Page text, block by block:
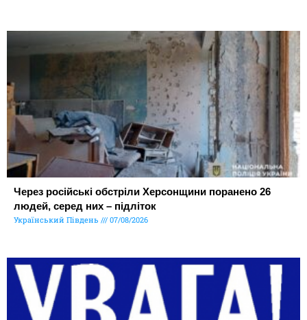
Через російські обстріли Херсонщини поранено 26
людей, серед них – підліток
Український Південь 07/08/2026